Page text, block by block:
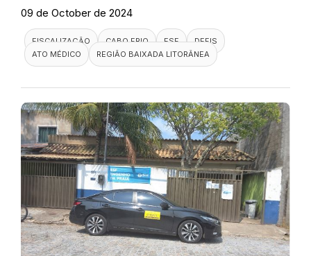
09 de October de 2024
FISCALIZAÇÃO CABO FRIO ESF
DEFIS
ATO MÉDICO
REGIÃO BAIXADA LITORÂNEA